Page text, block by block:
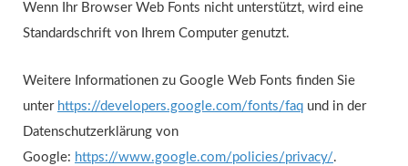
Wenn Ihr Browser Web Fonts nicht unterstützt, wird eine
Standardschrift von Ihrem Computer genutzt.
Weitere Informationen zu Google Web Fonts finden Sie
unter https://developers.google.com/fonts/faq und in der
Datenschutzerklärung von
Google: https://www.google.com/policies/privacy/.